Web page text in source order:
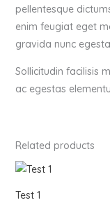
pellentesque
enim feugiat eget
gravida nunc
Sollicitudin facilisis
ac egestas
Related products
Test 1